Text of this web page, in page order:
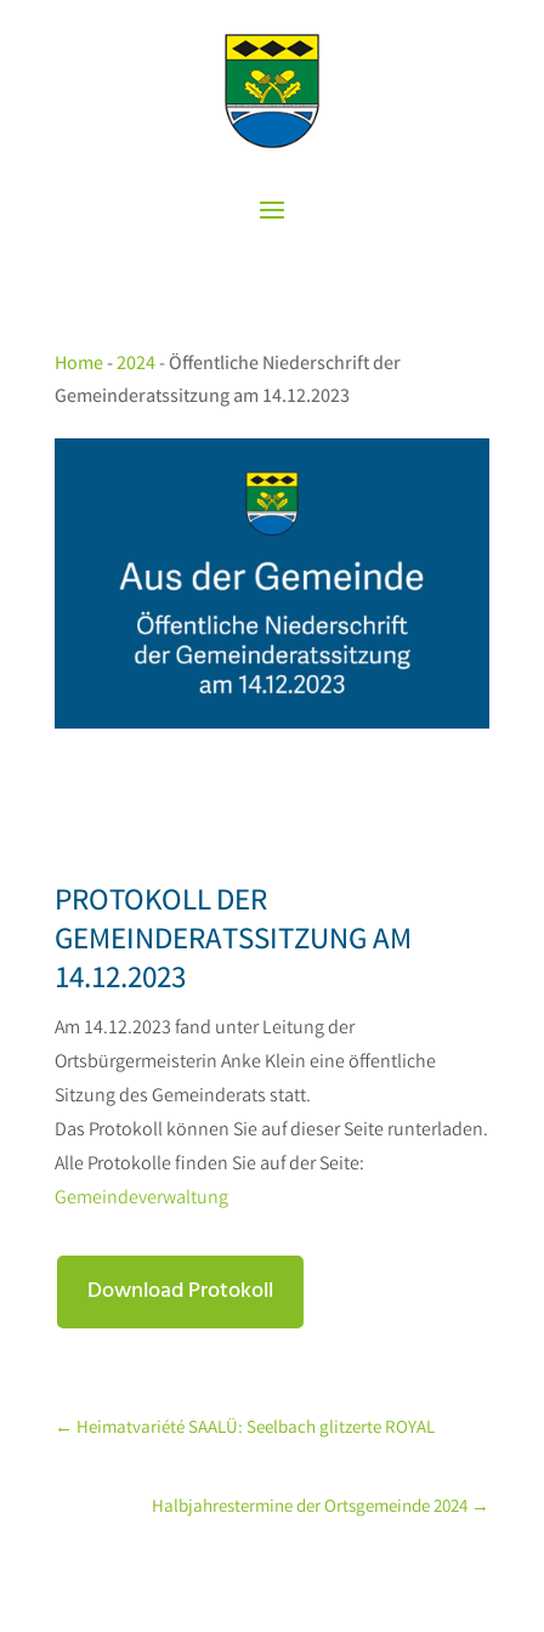
Home-2024-Öffentliche Niederschrift der
Gemeinderatssitzung am 14.12.2023
PROTOKOLL DER
GEMEINDERATSSITZUNG AM
14.12.2023
Am 14.12.2023 fand unter Leitung der
Ortsbürgermeisterin Anke Klein eine öffentliche
Sitzung des Gemeinderats statt.
Das Protokoll können Sie auf dieser Seite runterladen.
Alle Protokolle finden Sie auf der Seite:
Gemeindeverwaltung
Download Protokoll
← Heimatvariété SAALÜ: Seelbach glitzerte ROYAL
Halbjahrestermine der Ortsgemeinde 2024 →